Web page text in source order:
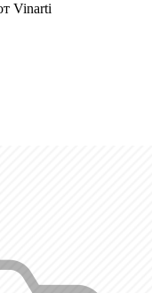
Vinarti